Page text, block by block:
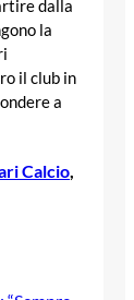
dalla
la
il club in
a
Calcio